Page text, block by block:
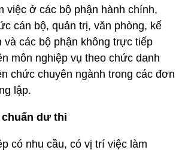
việc ở các bộ phận hành chính,
cán bộ, quản trị, văn phòng, kế
và các bộ phận không trực tiếp
môn nghiệp vụ theo chức danh
chức chuyên ngành trong các đơn
lập.
dư thi
có nhu cầu, có vị trí việc làm